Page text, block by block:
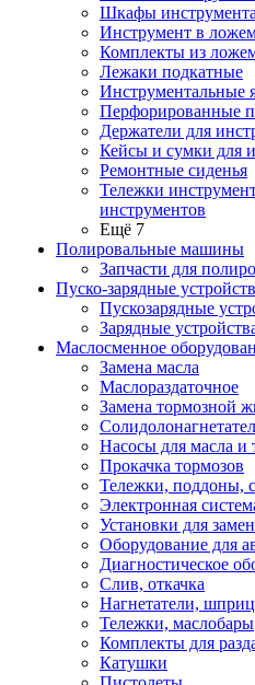
Шкафы
Инструмент в
Комплекты из
Лежаки подкатные
Инструментальные
Перфорированные
Держатели для
Кейсы и сумки для
Ремонтные сиденья
Тележки
инструментов
Ещё 7
Полировальные машины
Запчасти для
Пуско-зарядные
Пускозарядные
Зарядные
Маслосменное
Замена масла
Маслораздаточное
Замена тормозной
Насосы для масла и
Прокачка тормозов
Тележки, поддоны,
Электронная
Установки для
Оборудование для
Диагностическое
Слив, откачка
Нагнетатели,
Тележки, маслобары
Комплекты для
Катушки